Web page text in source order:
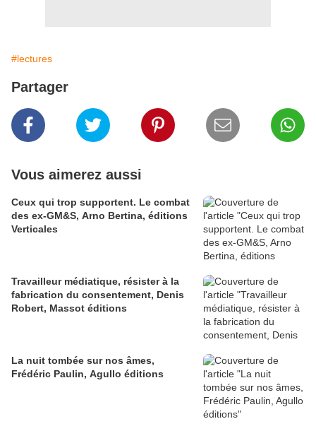
#lectures
Partager
Vous aimerez aussi
Ceux qui trop supportent. Le combat
des ex-GM&S, Arno Bertina, éditions
Verticales
Travailleur médiatique, résister à la
fabrication du consentement, Denis
Robert, Massot éditions
La nuit tombée sur nos âmes,
Frédéric Paulin, Agullo éditions